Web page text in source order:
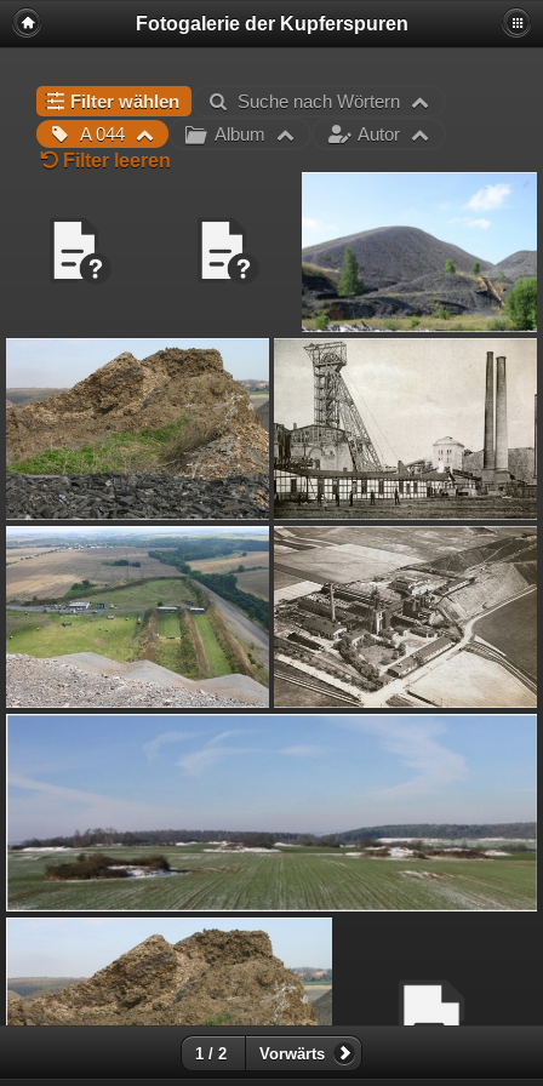
Fotogalerie der Kupferspuren
Filter wählen
Suche nach Wörtern
A 044
Album
Autor
Filter leeren
1 / 2 Vorwärts